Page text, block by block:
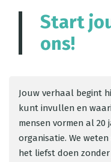
Start
ons!
Jouw verhaal begint
kunt invullen en
mensen vormen al
organisatie. We
het liefst doen zonder